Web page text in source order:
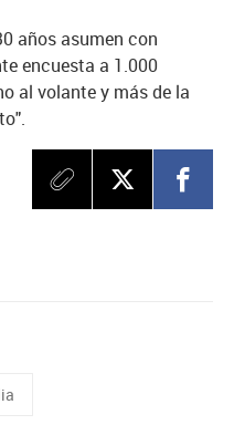
años asumen con
encuesta a 1.000
al volante y más de la